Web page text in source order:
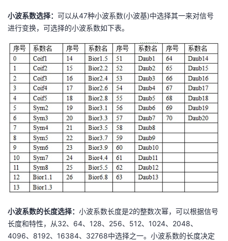
发
者
我
博
客
的
论
坛
我
的
圈
我
的
播
我
活
的
我
小波系数选择： 可以从47种小波系数(小波基)中选择其一来对信号
进行变换，可选择的小波系数如下表。
小波系数的长度选择： 小波系数长度是2的整数次幂，可以根据信号
长度和特性，从32、64、128、256、512、1024、2048、
4096、8192、16384、32768中选择之一。小波系数的长度决定